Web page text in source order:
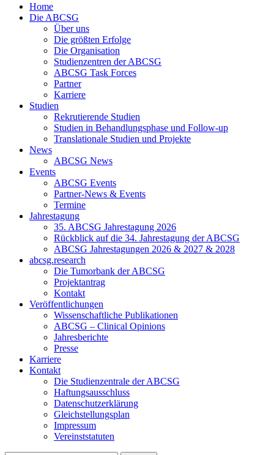
Home
Die ABCSG
Über uns
Die größten Erfolge
Die Organisation
Studienzentren der ABCSG
ABCSG Task Forces
Partner
Karriere
Studien
Rekrutierende Studien
Studien in Behandlungsphase und Follow-up
Translationale Studien und Projekte
News
ABCSG News
Events
ABCSG Events
Partner-News & Events
Termine
Jahrestagung
35. ABCSG Jahrestagung 2026
Rückblick auf die 34. Jahrestagung der ABCSG
ABCSG Jahrestagungen 2026 & 2027 & 2028
abcsg.research
Die Tumorbank der ABCSG
Projektantrag
Kontakt
Veröffentlichungen
Wissenschaftliche Publikationen
ABCSG – Clinical Opinions
Jahresberichte
Presse
Karriere
Kontakt
Die Studienzentrale der ABCSG
Haftungsausschluss
Datenschutzerklärung
Gleichstellungsplan
Impressum
Vereinststatuten